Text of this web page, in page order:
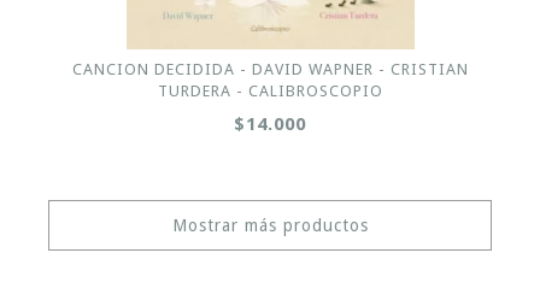
CANCION DECIDIDA - DAVID WAPNER - CRISTIAN
TURDERA - CALIBROSCOPIO
$14.000
Mostrar más productos